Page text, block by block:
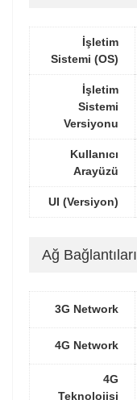
İşletim
Sistemi (OS)
İşletim
Sistemi
Versiyonu
Kullanıcı
Arayüzü
UI (Versiyon)
Ağ Bağlantıları
3G Network
4G Network
4G
Teknolojisi